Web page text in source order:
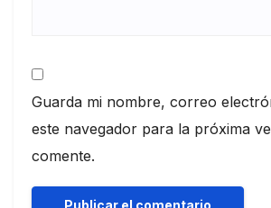
Guarda mi nombre, correo
este navegador para la próxima
comente.